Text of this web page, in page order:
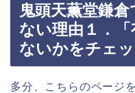
鬼頭天薫堂鎌
ない理由１．
ないかをチェッ
多分、こちらのページ